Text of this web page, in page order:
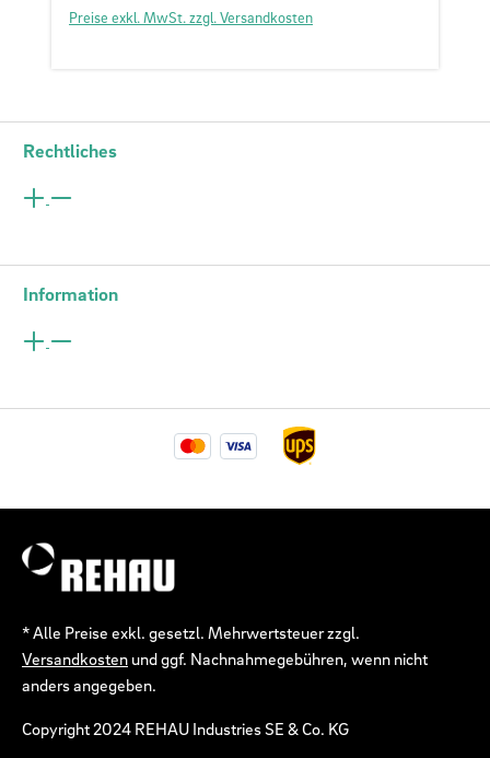
Preise exkl. MwSt. zzgl. Versandkosten
Rechtliches
Information
* Alle Preise exkl. gesetzl. Mehrwertsteuer zzgl.
Versandkosten und ggf. Nachnahmegebühren, wenn nicht
anders angegeben.
Copyright 2024 REHAU Industries SE & Co. KG